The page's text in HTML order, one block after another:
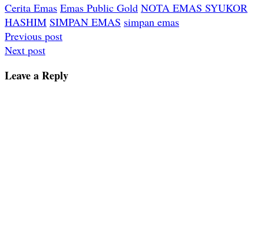
Cerita Emas Emas Public Gold NOTA EMAS SYUKOR
HASHIM SIMPAN EMAS simpan emas
Post
navigation
Previous post
Next post
Leave a Reply